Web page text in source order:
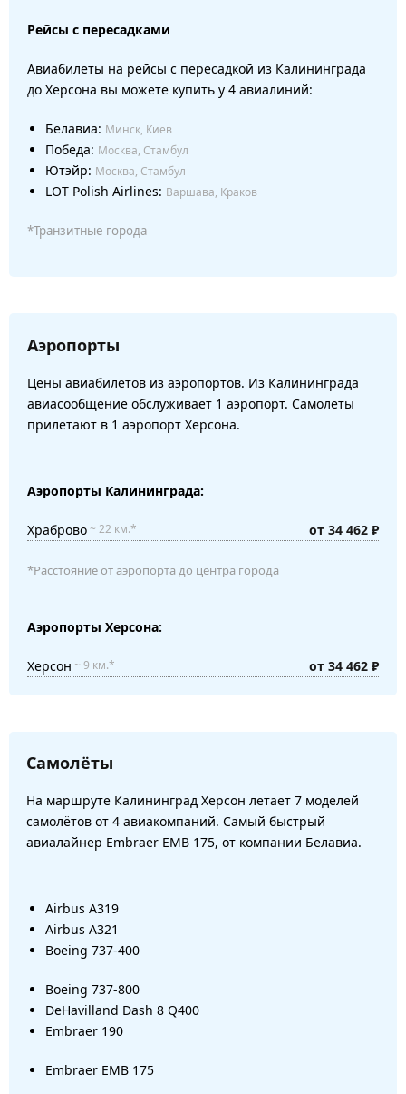
Рейсы с пересадками
Авиабилеты на рейсы с пересадкой из Калининграда
до Херсона вы можете купить у 4 авиалиний:
Белавиа: Минск, Киев
Победа: Москва, Стамбул
Ютэйр: Москва, Стамбул
LOT Polish Airlines: Варшава, Краков
*Транзитные города
Аэропорты
Цены авиабилетов из аэропортов. Из Калининграда
авиасообщение обслуживает 1 аэропорт. Самолеты
прилетают в 1 аэропорт Херсона.
Аэропорты Калининграда:
Храброво~ 22 км.* от 34 462 ₽
*Расстояние от аэропорта до центра города
Аэропорты Херсона:
Херсон ~ 9 км.* от 34 462 ₽
Самолёты
На маршруте Калининград Херсон летает 7 моделей
самолётов от 4 авиакомпаний. Самый быстрый
авиалайнер Embraer EMB 175, от компании Белавиа.
Airbus A319
Airbus A321
Boeing 737-400
Boeing 737-800
DeHavilland Dash 8 Q400
Embraer 190
Embraer EMB 175